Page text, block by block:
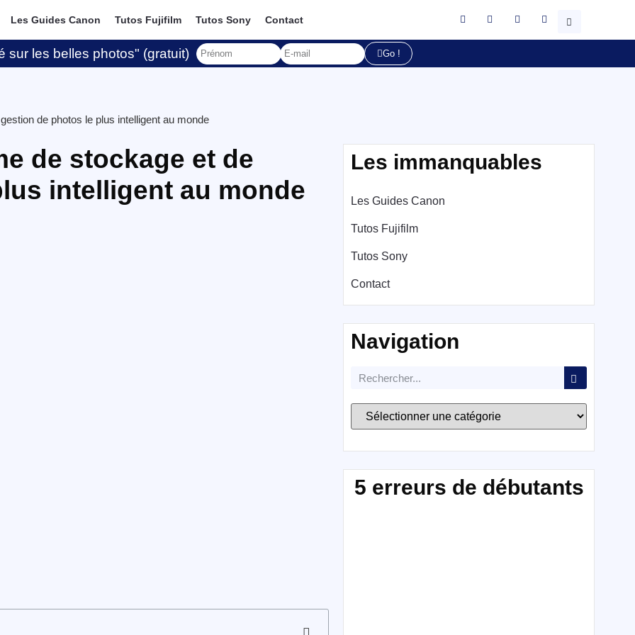
Les Guides Canon Tutos Fujifilm Tutos Sony Contact
sur les belles photos" (gratuit) Go !
de photos le plus intelligent au monde
de stockage et de
intelligent au monde
Les immanquables
Les Guides Canon
Tutos Fujifilm
Tutos Sony
Contact
Navigation
5 erreurs de débutants